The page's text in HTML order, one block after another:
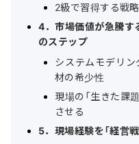
2級で習得する戦
4．市場価値が急騰す
のステップ
システムモデリン
材の希少性
現場の「生きた課
させる
5．現場経験を「経営